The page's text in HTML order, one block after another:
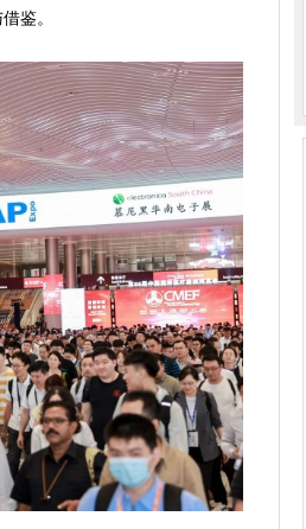
能半导体产业升级优化
国际标准
伙伴
助行业提质减负
证！
！
鉴。